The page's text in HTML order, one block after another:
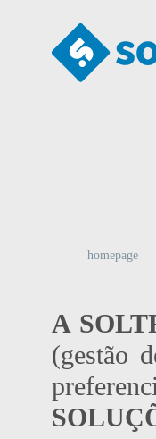
homepage
A
(gestão